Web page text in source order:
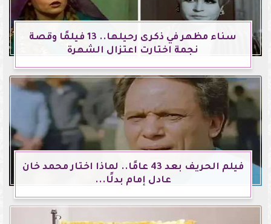
سناء مظهر في ذكرى رحيلها.. 13 فيلمًا وقصة
نجمة اختارت اعتزال الشهرة
فيلم الحريف بعد 43 عامًا.. لماذا اختار محمد خان
عادل إمام بدلًا...